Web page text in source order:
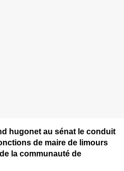
hugonet au sénat le conduit
de maire de limours
la communauté de